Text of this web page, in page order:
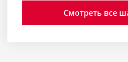
Смотреть все